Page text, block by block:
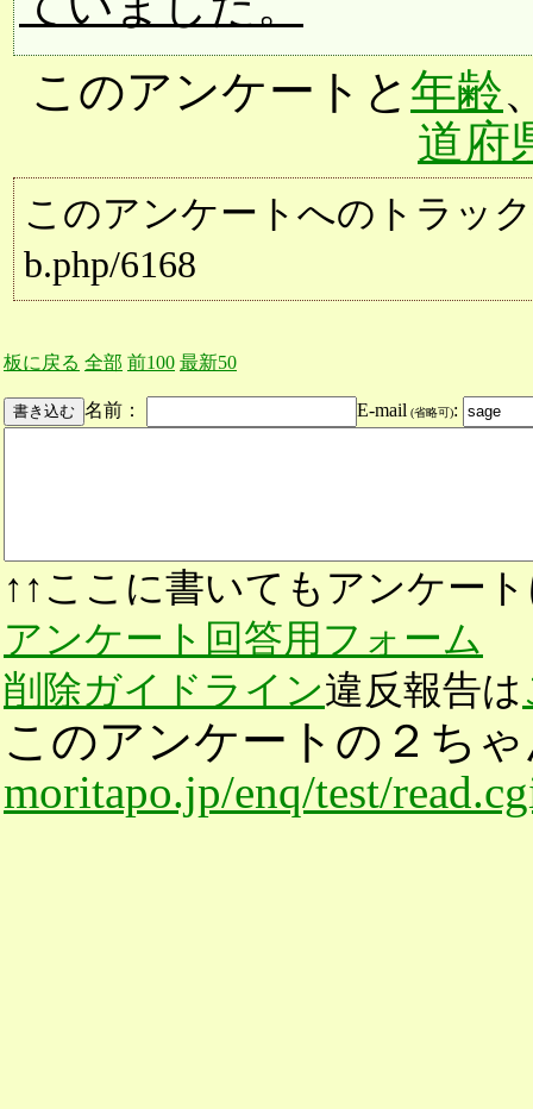
このアンケートと 年齢
道府
このアンケートへのトラッ
b.php/6168
板に戻る 全部 前100 最新50
名前： E-mail (省略可):
↑↑ここに書いてもアンケー
アンケート回答用フォーム
削除ガイドライン違反報告は
このアンケートの２ち
moritapo.jp/enq/test/